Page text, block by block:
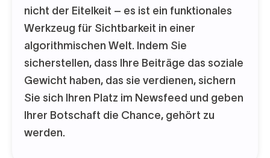
nicht der Eitelkeit – es ist ein funktionales
Werkzeug für Sichtbarkeit in einer
algorithmischen Welt. Indem Sie
sicherstellen, dass Ihre Beiträge das soziale
Gewicht haben, das sie verdienen, sichern
Sie sich Ihren Platz im Newsfeed und geben
Ihrer Botschaft die Chance, gehört zu
werden.